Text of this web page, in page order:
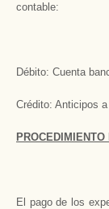
contable:
Débito: Cuenta
Crédito: Anticipos
El pago de los